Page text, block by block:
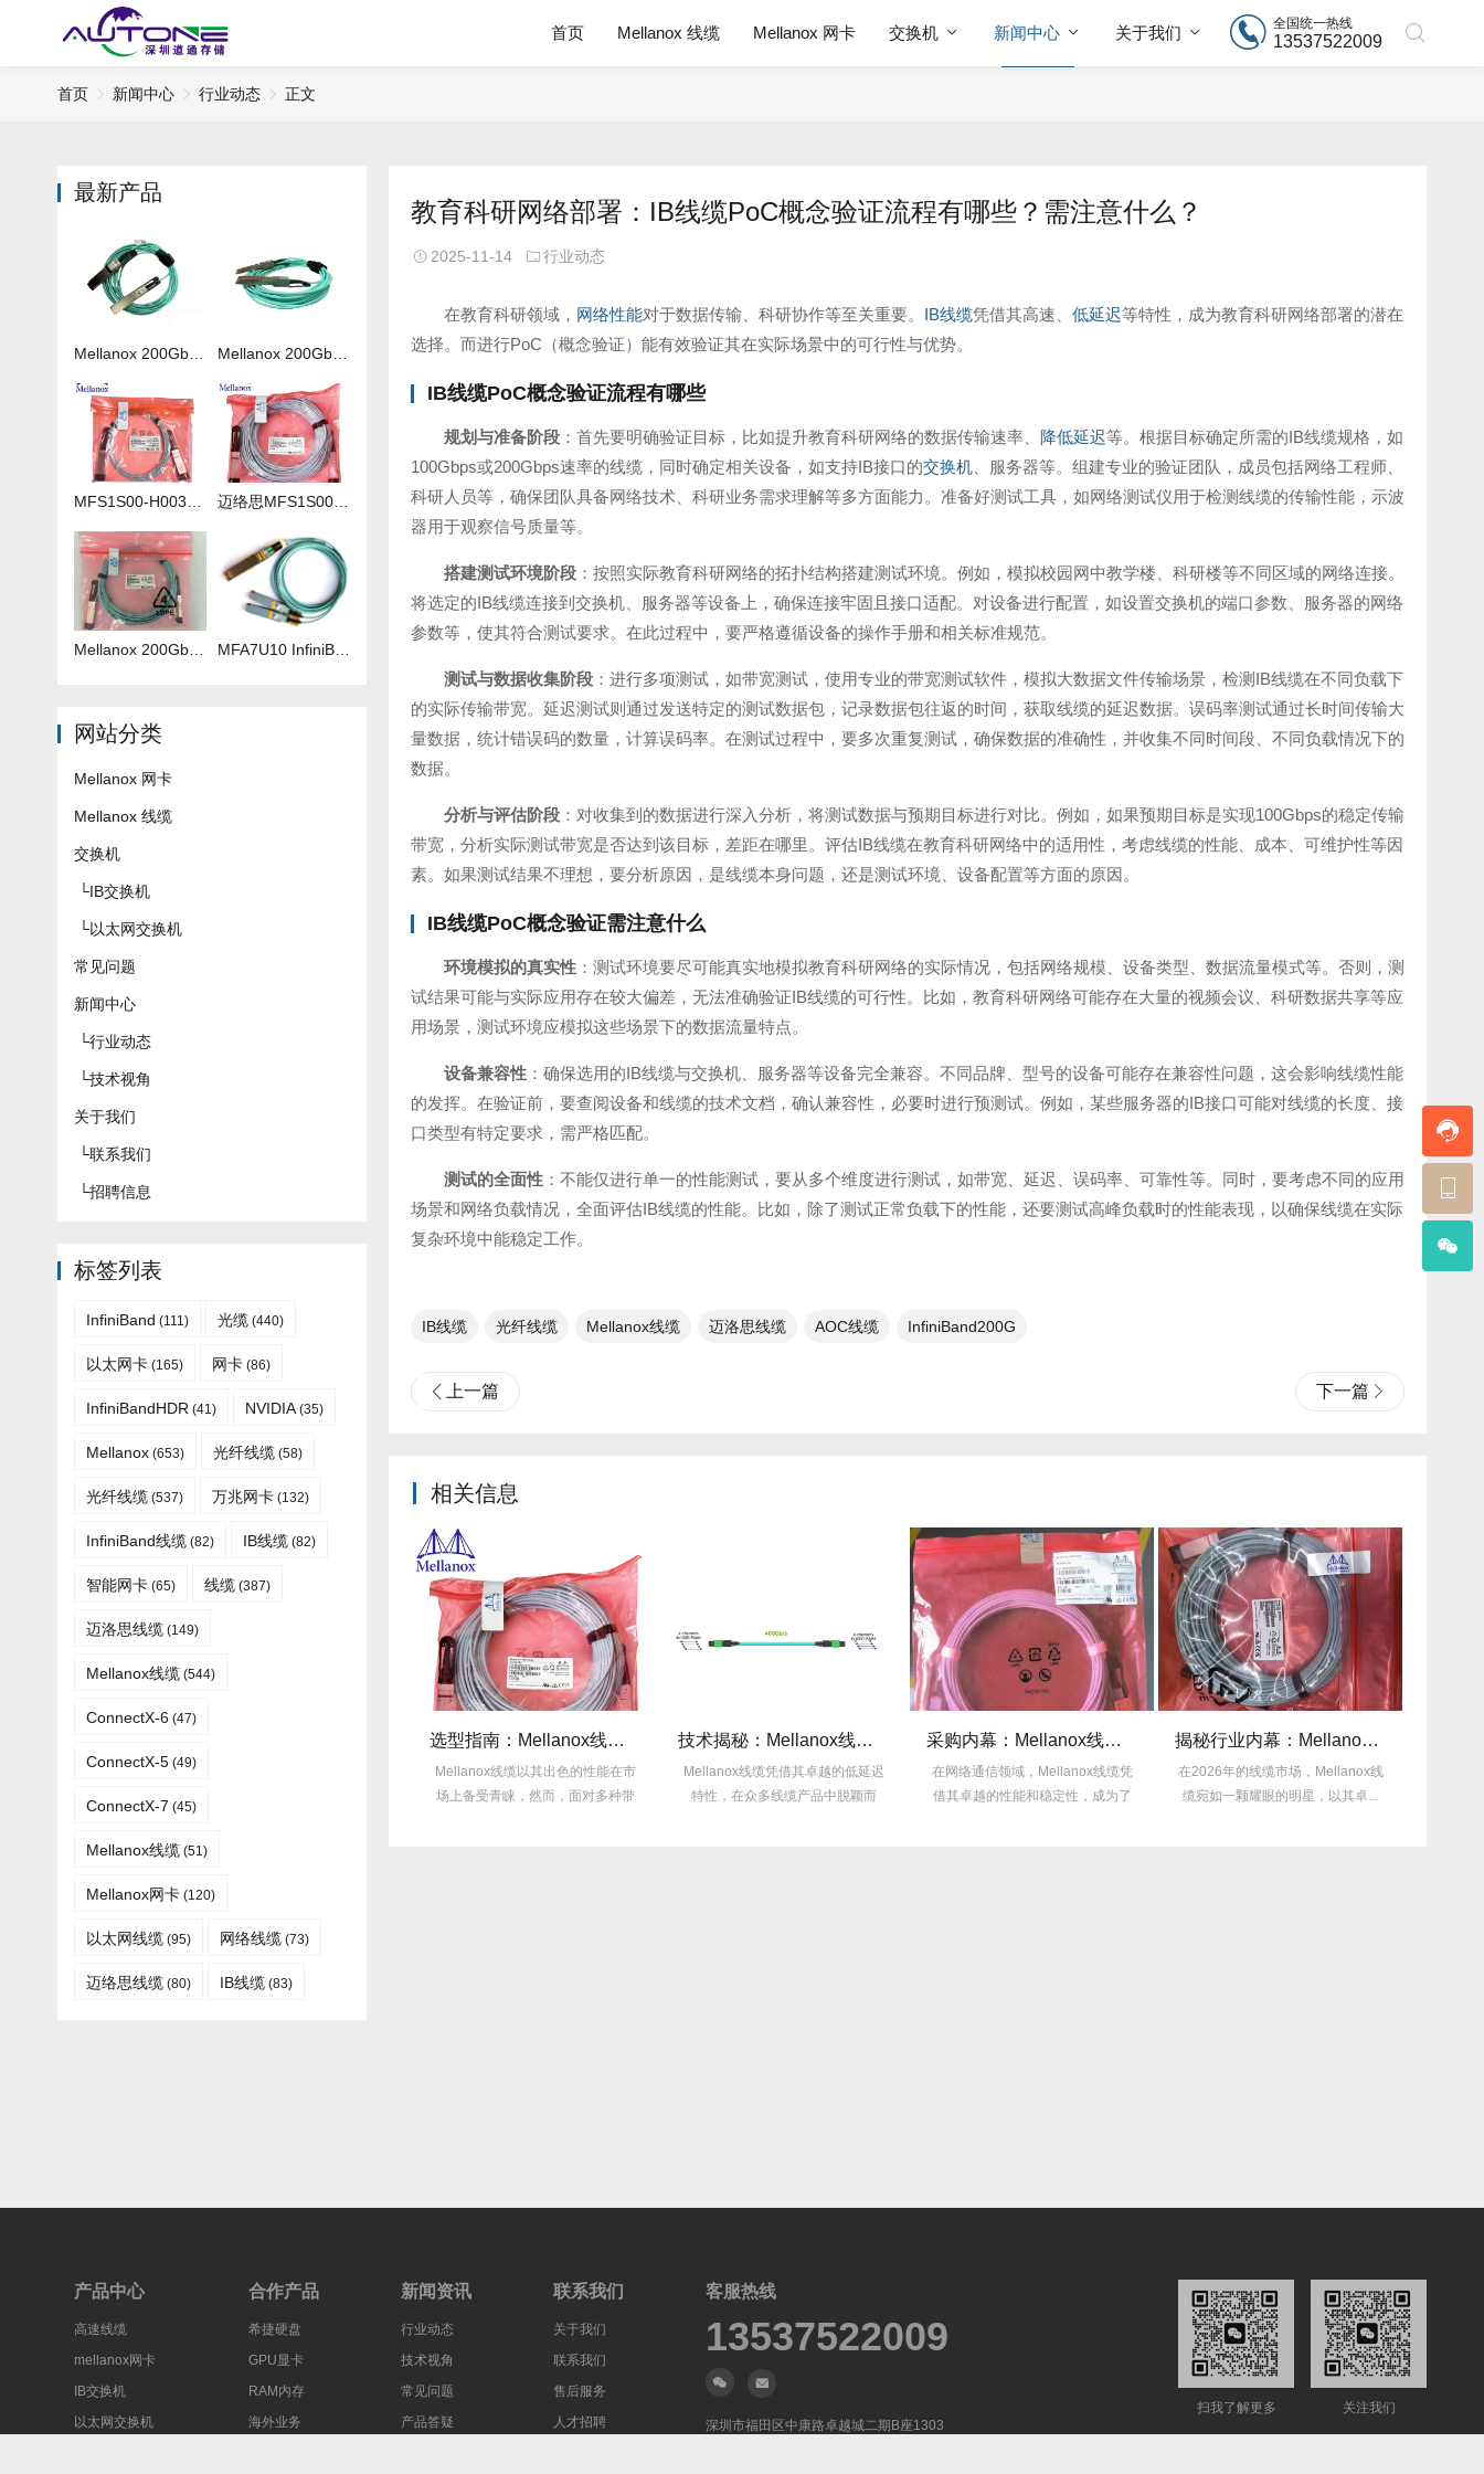
首页 Mellanox 线缆 Mellanox 网卡 交换机 新闻中心 关于我们
全国统一热线
13537522009
首页 新闻中心 行业动态 正文
教育科研网络部署：IB线缆PoC概念验证流程有哪些？需注意什么？
2025-11-14 行业动态
在教育科研领域， 网络性能对于数据传输、科研协作等至关重要。 IB线缆凭借其高速、 低延迟等特性，成为教育科研网络部署的潜在
选择。而进行PoC（概念验证）能有效验证其在实际场景中的可行性与优势。
IB线缆PoC概念验证流程有哪些
规划与准备阶段 ：首先要明确验证目标，比如提升教育科研网络的数据传输速率、 降低延迟等。根据目标确定所需的IB线缆规格，如
100Gbps或200Gbps速率的线缆，同时确定相关设备，如支持IB接口的交换机 、服务器等。组建专业的验证团队，成员包括网络工程师、
科研人员等，确保团队具备网络技术、科研业务需求理解等多方面能力。准备好测试工具，如网络测试仪用于检测线缆的传输性能，示波
器用于观察信号质量等。
搭建测试环境阶段 ：按照实际教育科研网络的拓扑结构搭建测试环境。例如，模拟校园网中教学楼、科研楼等不同区域的网络连接。
将选定的IB线缆连接到交换机、服务器等设备上，确保连接牢固且接口适配。对设备进行配置，如设置交换机的端口参数、服务器的网络
参数等，使其符合测试要求。在此过程中，要严格遵循设备的操作手册和相关标准规范。
测试与数据收集阶段 ：进行多项测试，如带宽测试，使用专业的带宽测试软件，模拟大数据文件传输场景，检测IB线缆在不同负载下
的实际传输带宽。延迟测试则通过发送特定的测试数据包，记录数据包往返的时间，获取线缆的延迟数据。误码率测试通过长时间传输大
量数据，统计错误码的数量，计算误码率。在测试过程中，要多次重复测试，确保数据的准确性，并收集不同时间段、不同负载情况下的
数据。
分析与评估阶段 ：对收集到的数据进行深入分析，将测试数据与预期目标进行对比。例如，如果预期目标是实现100Gbps的稳定传输
带宽，分析实际测试带宽是否达到该目标，差距在哪里。评估IB线缆在教育科研网络中的适用性，考虑线缆的性能、成本、可维护性等因
素。如果测试结果不理想，要分析原因，是线缆本身问题，还是测试环境、设备配置等方面的原因。
IB线缆PoC概念验证需注意什么
环境模拟的真实性 ：测试环境要尽可能真实地模拟教育科研网络的实际情况，包括网络规模、设备类型、数据流量模式等。否则，测
试结果可能与实际应用存在较大偏差，无法准确验证IB线缆的可行性。比如，教育科研网络可能存在大量的视频会议、科研数据共享等应
用场景，测试环境应模拟这些场景下的数据流量特点。
设备兼容性 ：确保选用的IB线缆与交换机、服务器等设备完全兼容。不同品牌、型号的设备可能存在兼容性问题，这会影响线缆性能
的发挥。在验证前，要查阅设备和线缆的技术文档，确认兼容性，必要时进行预测试。例如，某些服务器的IB接口可能对线缆的长度、接
口类型有特定要求，需严格匹配。
测试的全面性 ：不能仅进行单一的性能测试，要从多个维度进行测试，如带宽、延迟、误码率、可靠性等。同时，要考虑不同的应用
场景和网络负载情况，全面评估IB线缆的性能。比如，除了测试正常负载下的性能，还要测试高峰负载时的性能表现，以确保线缆在实际
复杂环境中能稳定工作。
IB线缆 光纤线缆​ Mellanox线缆 迈洛思线缆 AOC线缆 InfiniBand200G
上一篇 下一篇
相关信息
着数据中心规模不断
许多企业仍在饱受旧线缆频繁故障
选型指南：Mellanox线缆带宽怎么选？看完这篇不纠结！
Mellanox线缆以其出色的性能在市
场上备受青睐，然而，面对多种带
技术揭秘：Mellanox线缆低延迟背后的“信号优化”黑科技！
Mellanox线缆凭借其卓越的低延迟
特性，在众多线缆产品中脱颖而
采购内幕：Mellanox线缆验真3步走，假货休想蒙混过关！
在网络通信领域，Mellanox线缆凭
借其卓越的性能和稳定性，成为了
揭秘行业内幕：Mellanox线缆为何比同类产品耐用3倍？
在2026年的线缆市场，Mellanox线
缆宛如一颗耀眼的明星，以其卓...
最新产品
网站分类
Mellanox 网卡
Mellanox 线缆
交换机
└IB交换机
└以太网交换机
常见问题
新闻中心
└行业动态
└技术视角
关于我们
└联系我们
└招聘信息
标签列表
InfiniBand (111) 光缆 (440)
以太网卡 (165) 网卡 (86)
InfiniBandHDR (41) NVIDIA(35)
Mellanox (653) 光纤线缆 (58)
光纤线缆​ (537) 万兆网卡 (132)
InfiniBand线缆 (82) IB线缆 (82)
智能网卡 (65) 线缆 (387)
迈洛思线缆 (149)
Mellanox线缆 (544)
ConnectX-6 (47)
ConnectX-5 (49)
ConnectX-7 (45)
Mellanox线缆​ (51)
Mellanox网卡 (120)
以太网线缆 (95) 网络线缆 (73)
迈络思线缆 (80) IB线缆​ (83)
产品中心
高速线缆
mellanox网卡
IB交换机
以太网交换机
合作产品
希捷硬盘
GPU显卡
RAM内存
海外业务
新闻资讯
行业动态
技术视角
常见问题
产品答疑
联系我们
关于我们
联系我们
售后服务
人才招聘
客服热线
13537522009
深圳市福田区中康路卓越城二期B座1303
扫我了解更多 关注我们